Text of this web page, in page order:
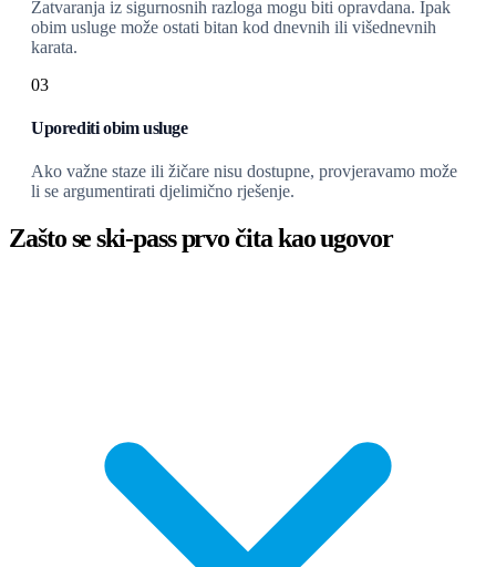
Zatvaranja iz sigurnosnih razloga mogu biti opravdana. Ipak
obim usluge može ostati bitan kod dnevnih ili višednevnih
karata.
03
Uporediti obim usluge
Ako važne staze ili žičare nisu dostupne, provjeravamo može
li se argumentirati djelimično rješenje.
Zašto se ski-pass prvo čita kao ugovor